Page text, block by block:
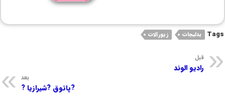
Tags بدلیجات زیورآلات
قبل
رادیو الوند
بعد
?پاتوق ?شیرازیا ?